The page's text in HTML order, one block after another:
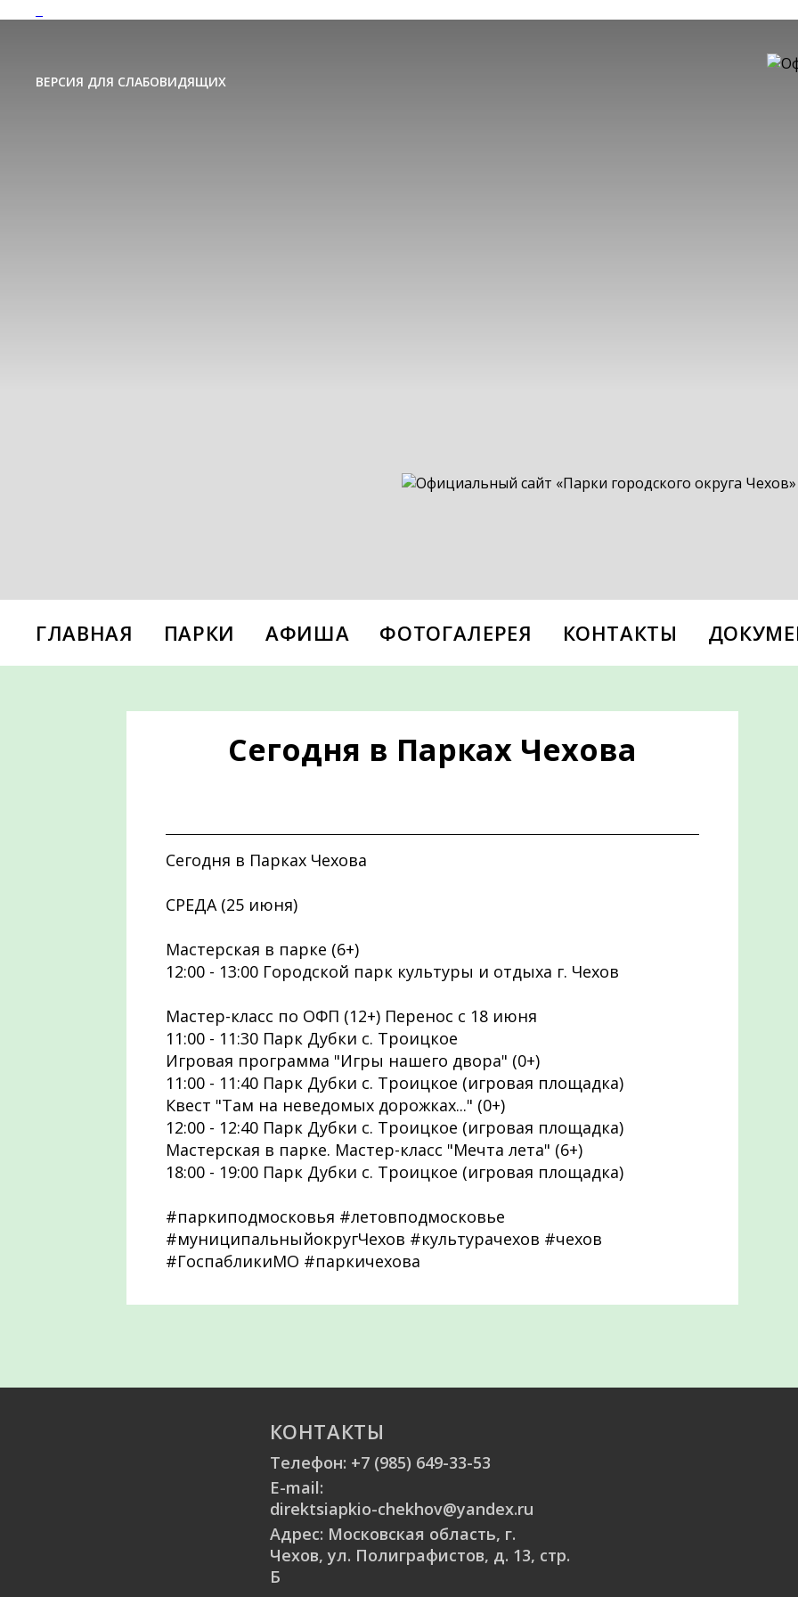
ВЕРСИЯ ДЛЯ СЛАБОВИДЯЩИХ
ГЛАВНАЯ ПАРКИ АФИША ФОТОГАЛЕРЕЯ КОНТАКТЫ
Сегодня в Парках Чехова
Сегодня в Парках Чехова
СРЕДА (25 июня)
Мастерская в парке (6+)
12:00 - 13:00 Городской парк культуры и отдыха г. Чехов
Мастер-класс по ОФП (12+) Перенос с 18 июня
11:00 - 11:30 Парк Дубки с. Троицкое
Игровая программа "Игры нашего двора" (0+)
11:00 - 11:40 Парк Дубки с. Троицкое (игровая площадка)
Квест "Там на неведомых дорожках..." (0+)
12:00 - 12:40 Парк Дубки с. Троицкое (игровая площадка)
Мастерская в парке. Мастер-класс "Мечта лета" (6+)
18:00 - 19:00 Парк Дубки с. Троицкое (игровая площадка)
#паркиподмосковья #летовподмосковье
#муниципальныйокругЧехов #культурачехов #чехов
#ГоспабликиМО #паркичехова
КОНТАКТЫ
Телефон: +7 (985) 649-33-53
E-mail:
direktsiapkio-chekhov@yandex.ru
Адрес: Московская область, г.
Чехов, ул. Полиграфистов, д. 13, стр.
Б